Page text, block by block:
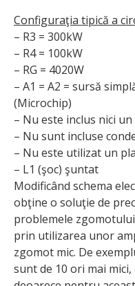
Configuraţia tipică a
– R3 = 300kW
– R4 = 100kW
– RG = 4020W
– A1 = A2 = sursă
(Microchip)
– Nu este inclus nici
– Nu sunt incluse
– Nu este utilizat un
– L1 (şoc) şuntat
Modificând schema
obţine o soluţie de
problemele
prin utilizarea unor
zgomot mic. De
sunt de 10 ori mai